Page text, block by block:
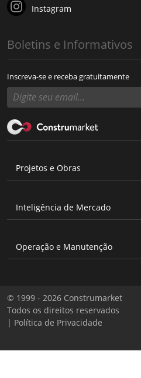
Instagram
Boletins e Informativos
Inscreva-se e receba gratuitamente
Projetos e Obras
Inteligência de Mercado
Operação e Manutenção
© 1999 - 2026 Construmarket
Todos os direitos reservados
| Política de Privacidade